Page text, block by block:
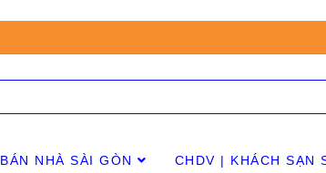
BÁN NHÀ SÀI GÒN CHDV | KHÁCH SẠN